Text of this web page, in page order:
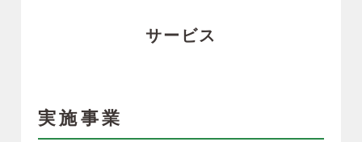
サービス
実施事業